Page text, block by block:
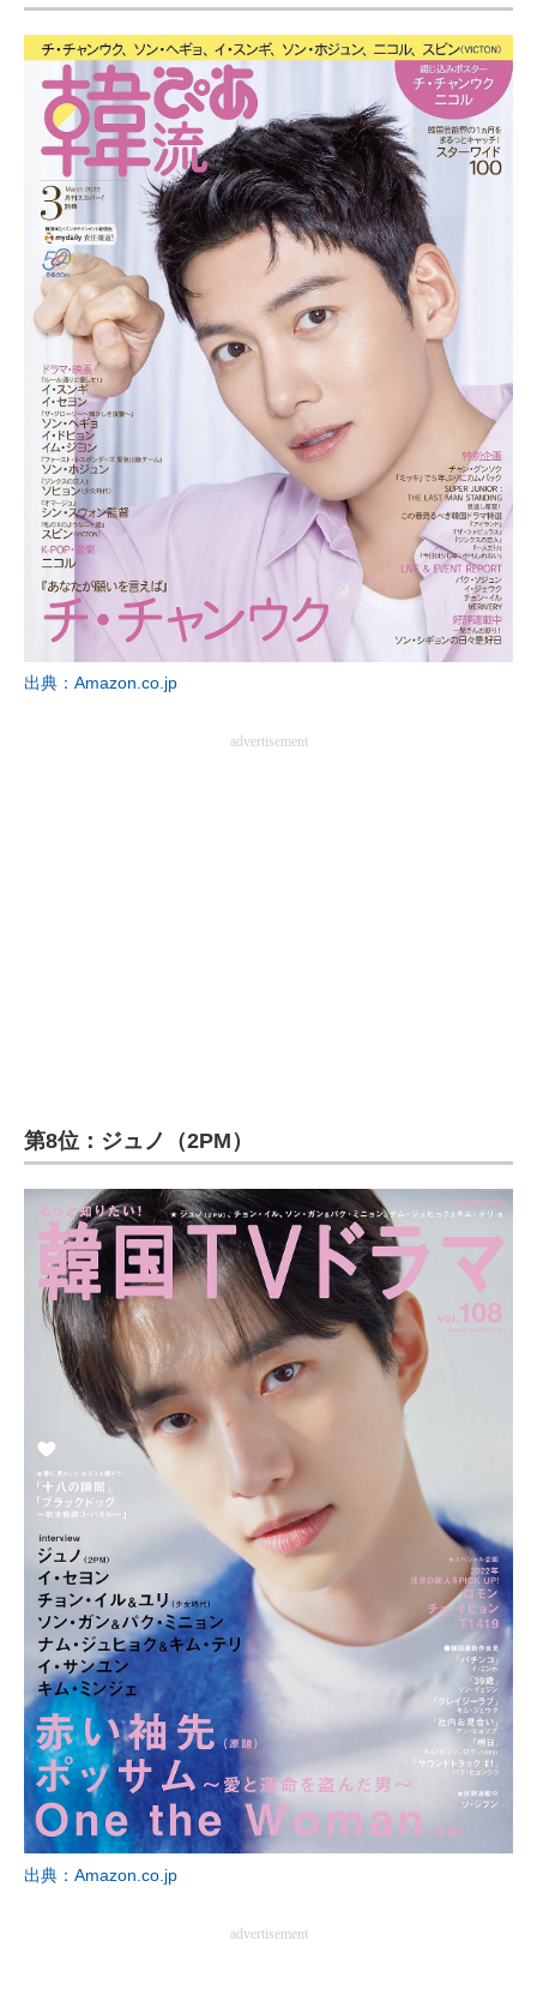
出典：Amazon.co.jp
advertisement
第8位：ジュノ（2PM）
出典：Amazon.co.jp
advertisement